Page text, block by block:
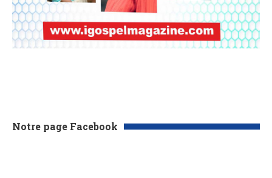
Notre page Facebook